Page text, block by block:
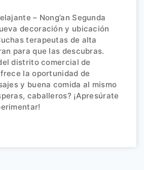
– Nong’an Segunda
decoración y ubicación
terapeutas de alta
para que las descubras.
distrito comercial de
la oportunidad de
y buena comida al mismo
caballeros? ¡Apresúrate